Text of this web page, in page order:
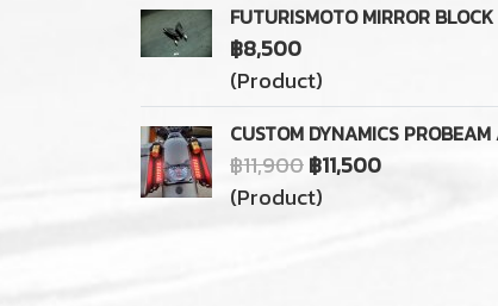
FUTURISMOTO MIRROR
฿8,500
(Product)
CUSTOM DYNAMICS
฿11,900฿11,500
(Product)